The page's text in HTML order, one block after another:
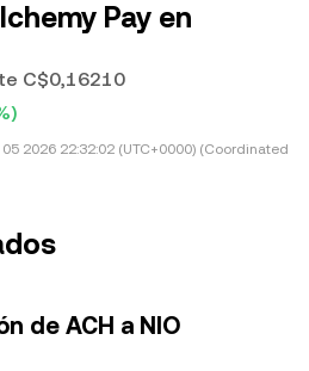
Pay en
C$0,16210
2026 22:32:02 (UTC+0000) (Coordinated
de ACH a NIO